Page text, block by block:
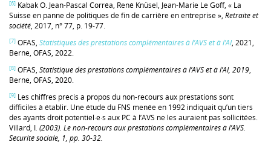
[6] Kabak O. Jean-Pascal Corréa, René Knüsel, Jean-Marie Le Goff, « La
Suisse en panne de politiques de fin de carrière en entreprise », Retraite et
société, 2017, n° 77, p. 19-77.
[7] OFAS, Statistiques des prestations complémentaires à l’AVS et à l’AI, 2021,
Berne, OFAS, 2022.
[8] OFAS, Statistique des prestations complémentaires à l’AVS et à l’AI, 2019,
Berne, OFAS, 2020.
[9] Les chiffres précis à propos du non-recours aux prestations sont
difficiles à établir. Une étude du FNS menée en 1992 indiquait qu’un tiers
des ayants droit potentiel·e·s aux PC à l’AVS ne les auraient pas sollicitées.
Villard, I. (2003). Le non-recours aux prestations complémentaires à l’AVS.
Sécurité sociale, 1, pp. 30-32.